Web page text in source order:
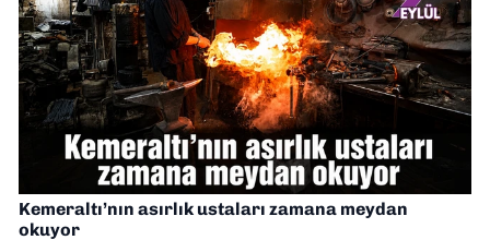
Kemeraltı’nın asırlık ustaları zamana meydan
okuyor